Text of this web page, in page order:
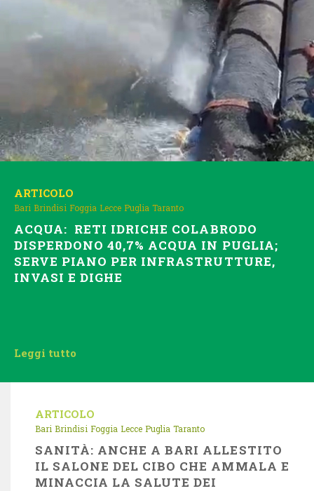
ARTICOLO
Bari Brindisi Foggia Lecce Puglia Taranto
ACQUA: RETI IDRICHE COLABRODO
DISPERDONO 40,7% ACQUA IN PUGLIA;
SERVE PIANO PER INFRASTRUTTURE,
INVASI E DIGHE
Leggi tutto
ARTICOLO
Bari Brindisi Foggia Lecce Puglia Taranto
SANITÀ: ANCHE A BARI ALLESTITO
IL SALONE DEL CIBO CHE AMMALA E
MINACCIA LA SALUTE DEI